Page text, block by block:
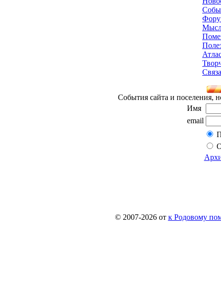
События сайта и поселения,
Имя
email
© 2007-2026 от к Родовому